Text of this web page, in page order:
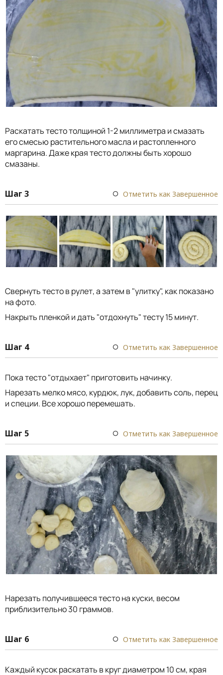
Раскатать тесто толщиной 1-2 миллиметра и смазать
его смесью растительного масла и растопленного
маргарина. Даже края тесто должны быть хорошо
смазаны.
Шаг 3 Отметить как Завершенное
Свернуть тесто в рулет, а затем в "улитку", как показано
на фото.
Накрыть пленкой и дать "отдохнуть" тесту 15 минут.
Шаг 4 Отметить как Завершенное
Пока тесто "отдыхает" приготовить начинку.
Нарезать мелко мясо, курдюк, лук, добавить соль, перец
и специи. Все хорошо перемешать.
Шаг 5 Отметить как Завершенное
Нарезать получившееся тесто на куски, весом
приблизительно 30 граммов.
Шаг 6 Отметить как Завершенное
Каждый кусок раскатать в круг диаметром 10 см, края